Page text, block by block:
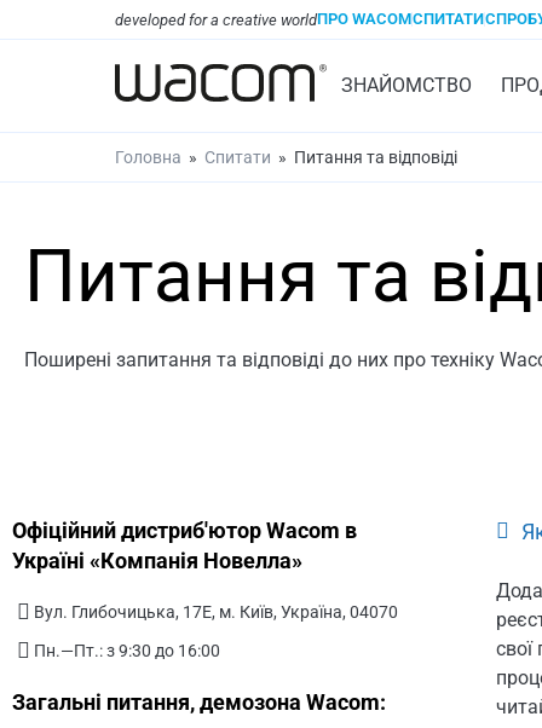
developed for a creative worldПРО WACOMСПИТАТИ
ЗНАЙОМСТВО
Головна » Спитати » Питання та відповіді
Питання та
Поширені запитання та відповіді до них про техніку
Офіційний дистриб'ютор Wacom в
Україні «Компанія Новелла»
Вул. Глибочицька, 17Е, м. Київ, Україна, 04070
Пн.—Пт.: з 9:30 до 16:00
Загальні питання, демозона Wacom: